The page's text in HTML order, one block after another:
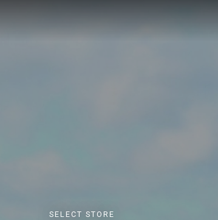
SELECT STORE